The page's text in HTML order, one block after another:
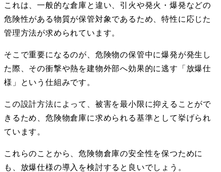
これは、一般的な倉庫と違い、引火や発火・爆発などの
危険性がある物質が保管対象であるため、特性に応じた
管理方法が求められています。
そこで重要になるのが、危険物の保管中に爆発が発生し
た際、その衝撃や熱を建物外部へ効果的に逃す「放爆仕
様」という仕組みです。
この設計方法によって、被害を最小限に抑えることがで
きるため、危険物倉庫に求められる基準として挙げられ
ています。
これらのことから、危険物倉庫の安全性を保つために
も、放爆仕様の導入を検討すると良いでしょう。